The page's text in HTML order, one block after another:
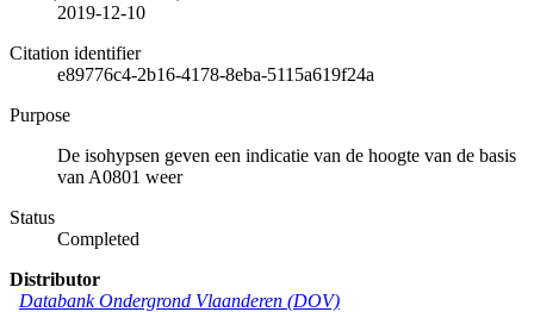
2019-12-10
Citation identifier
e89776c4-2b16-4178-8eba-5115a619f24a
Purpose
De isohypsen geven een indicatie van de hoogte van de basis
van A0801 weer
Status
Completed
Distributor
Databank Ondergrond Vlaanderen (DOV)